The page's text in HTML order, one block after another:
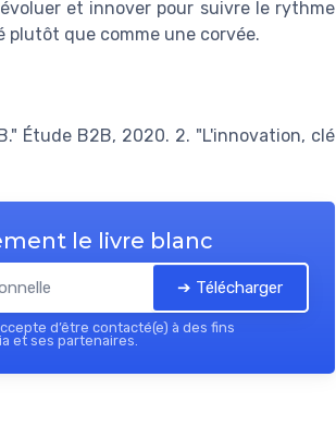
et innover pour suivre le rythme
que comme une corvée.
Étude B2B, 2020. 2. "L'innovation, clé
le livre blanc
➔ Télécharger
d’être contacté(e) à des fins
et ses partenaires.